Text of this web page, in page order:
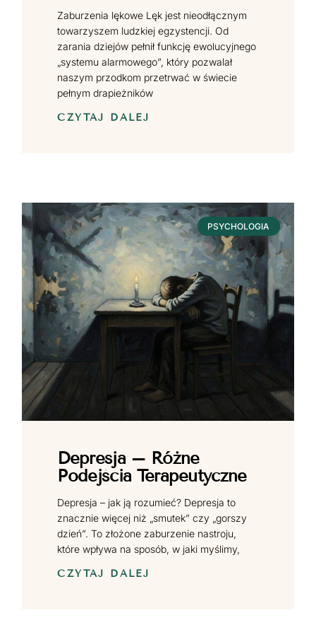
Zaburzenia lękowe Lęk jest nieodłącznym
towarzyszem ludzkiej egzystencji. Od
zarania dziejów pełnił funkcję ewolucyjnego
„systemu alarmowego”, który pozwalał
naszym przodkom przetrwać w świecie
pełnym drapieżników
CZYTAJ DALEJ
PSYCHOLOGIA
Depresja – Różne
Podejścia Terapeutyczne
Depresja – jak ją rozumieć? Depresja to
znacznie więcej niż „smutek” czy „gorszy
dzień”. To złożone zaburzenie nastroju,
które wpływa na sposób, w jaki myślimy,
CZYTAJ DALEJ